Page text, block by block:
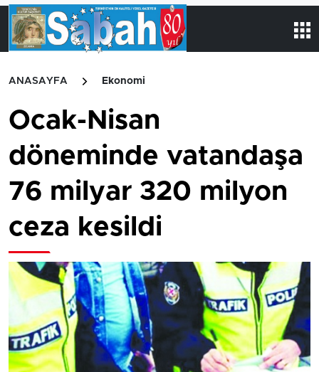
ANASAYFA Ekonomi
Ocak-Nisan
döneminde vatandaşa
76 milyar 320 milyon
ceza kesildi